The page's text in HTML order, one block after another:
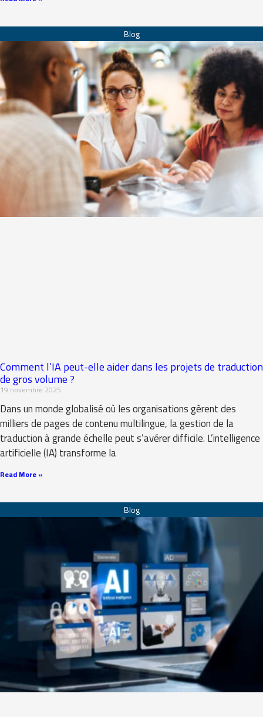
Comment l’IA peut-elle aider dans les projets de traduction
de gros volume ?
19 novembre 2025
Dans un monde globalisé où les organisations gèrent des
milliers de pages de contenu multilingue, la gestion de la
traduction à grande échelle peut s’avérer difficile. L’intelligence
artificielle (IA) transforme la
Read More »